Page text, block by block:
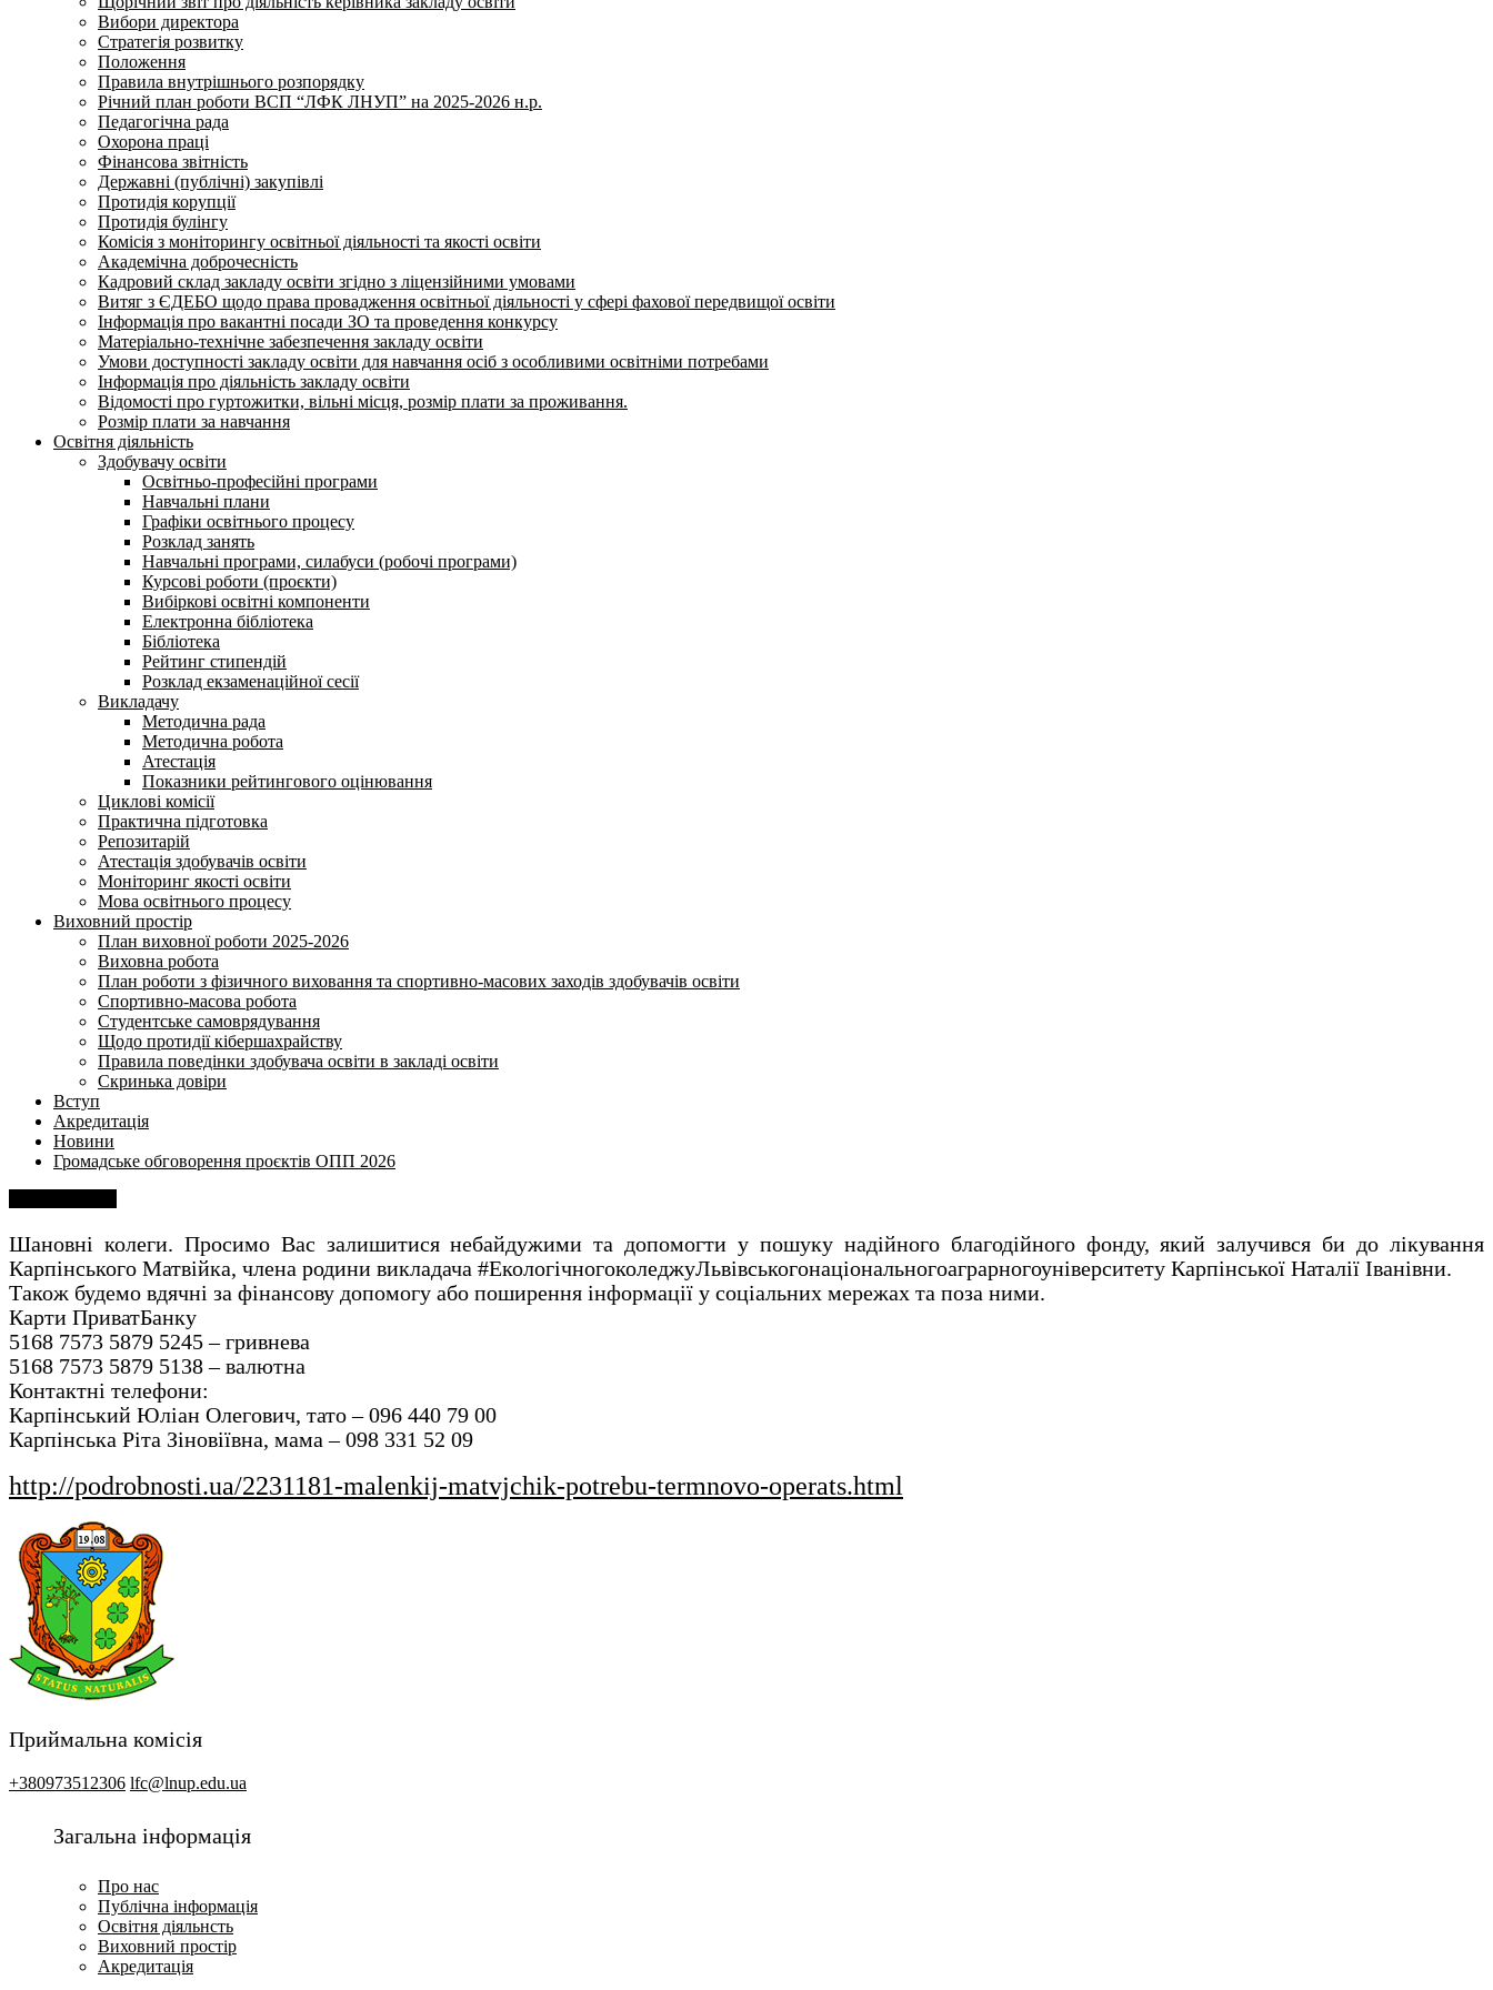
Вибори директора
Стратегія розвитку
Положення
Правила внутрішнього розпорядку
Річний план роботи ВСП “ЛФК ЛНУП” на 2025-2026 н.р.
Педагогічна рада
Охорона праці
Фінансова звітність
Державні (публічні) закупівлі
Протидія корупції
Протидія булінгу
Комісія з моніторингу освітньої діяльності та якості освіти
Академічна доброчесність
Кадровий склад закладу освіти згідно з ліцензійними умовами
Витяг з ЄДЕБО щодо права провадження освітньої діяльності у сфері фахової передвищої освіти
Інформація про вакантні посади ЗО та проведення конкурсу
Матеріально-технічне забезпечення закладу освіти
Умови доступності закладу освіти для навчання осіб з особливими освітніми потребами
Інформація про діяльність закладу освіти
Відомості про гуртожитки, вільні місця, розмір плати за проживання.
Розмір плати за навчання
Освітня діяльність
Здобувачу освіти
Освітньо-професійні програми
Навчальні плани
Графіки освітнього процесу
Розклад занять
Навчальні програми, силабуси (робочі програми)
Курсові роботи (проєкти)
Вибіркові освітні компоненти
Електронна бібліотека
Бібліотека
Рейтинг стипендій
Розклад екзаменаційної сесії
Викладачу
Методична рада
Методична робота
Атестація
Показники рейтингового оцінювання
Циклові комісії
Практична підготовка
Репозитарій
Атестація здобувачів освіти
Моніторинг якості освіти
Мова освітнього процесу
Виховний простір
План виховної роботи 2025-2026
Виховна робота
План роботи з фізичного виховання та спортивно-масових заходів здобувачів освіти
Спортивно-масова робота
Студентське самоврядування
Щодо протидії кібершахрайству
Правила поведінки здобувача освіти в закладі освіти
Скринька довіри
Вступ
Акредитація
Новини
Громадське обговорення проєктів ОПП 2026
Шановні колеги. Просимо Вас залишитися небайдужими та допомогти у пошуку надійного благодійного фонду, який залучився би до лікування
Карпінського Матвійка, члена родини викладача #ЕкологічногоколеджуЛьвівськогонаціональногоаграрногоуніверситету Карпінської Наталії Іванівни.
Також будемо вдячні за фінансову допомогу або поширення інформації у соціальних мережах та поза ними.
Карти ПриватБанку
5168 7573 5879 5245 – гривнева
5168 7573 5879 5138 – валютна
Контактні телефони:
Карпінський Юліан Олегович, тато – 096 440 79 00
Карпінська Ріта Зіновіївна, мама – 098 331 52 09
http://podrobnosti.ua/2231181-malenkij-matvjchik-potrebu-termnovo-operats.html
Приймальна комісія
+380973512306 lfc@lnup.edu.ua
Загальна інформація
Про нас
Публічна інформація
Освітня діяльнсть
Виховний простір
Акредитація